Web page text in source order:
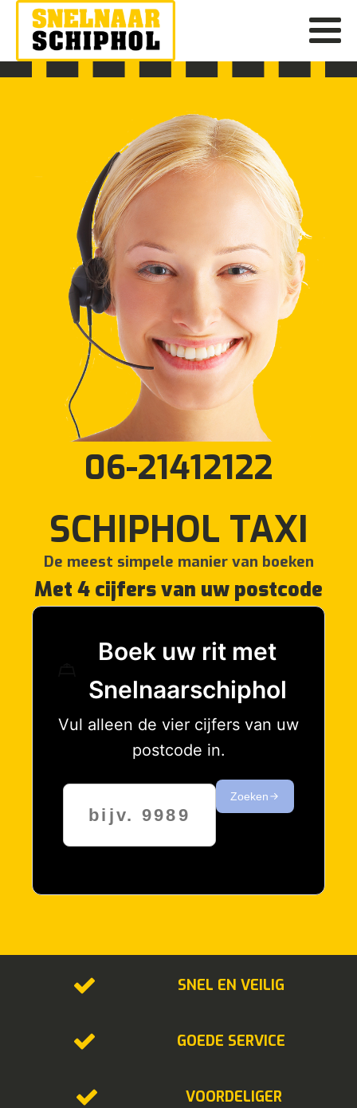
SCHIPHOL TAXI
De meest simpele manier van boeken
Met 4 cijfers van uw postcode
Boek uw rit met
Snelnaarschiphol
Vul alleen de vier cijfers van uw
postcode in.
Zoeken
06-21412122
SNEL EN VEILIG
GOEDE SERVICE
VOORDELIGER